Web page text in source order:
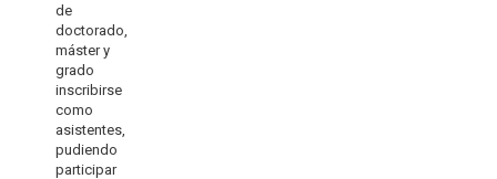
de
doctorado,
máster y
grado
inscribirse
como
asistentes,
pudiendo
participar